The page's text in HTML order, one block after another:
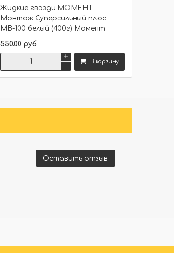
Жидкие гвозди МОМЕНТ
Монтаж Суперсильный плюс
МВ-100 белый (400г) Момент
550.00 руб
В корзину
Оставить отзыв